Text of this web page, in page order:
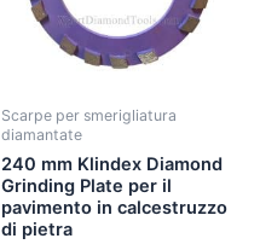
Scarpe per smerigliatura
diamantate
240 mm Klindex Diamond
Grinding Plate per il
pavimento in calcestruzzo
di pietra